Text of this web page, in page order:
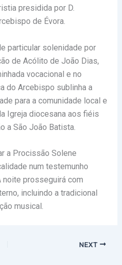
presidida por D.
de Évora.
particular solenidade por
de Acólito de João Dias,
vocacional e no
do Arcebispo sublinha a
para a comunidade local e
Igreja diocesana aos fiéis
a São João Batista.
a Procissão Solene
num testemunho
prosseguirá com
incluindo a tradicional
musical.
NEXT